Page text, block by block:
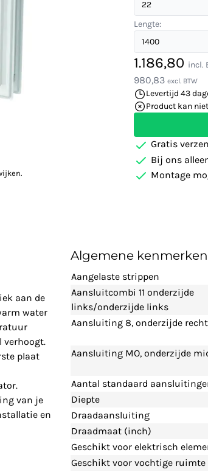
Lengte:
1.186,80 incl.
980,83 excl. BTW
Levertijd 43
Product kan
Gratis
Bij ons
Montage
aan de
water
verhoogt.
plaat
van je
en
Algemene kenmerken
Aangelaste strippen
Aansluitcombi 11 onderzijde
links/onderzijde links
Aansluiting 8, onderzijde
Aansluiting MO, onderzijde
Aantal standaard
Diepte
Draadaansluiting
Draadmaat (inch)
Geschikt voor elektrisch
Geschikt voor vochtige ruimte